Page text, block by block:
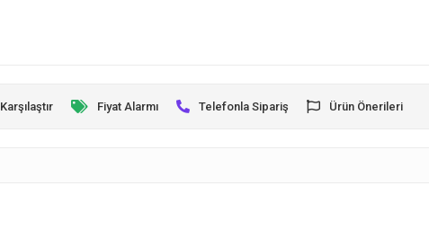
Karşılaştır Fiyat Alarmı Telefonla Sipariş Ürün Önerileri